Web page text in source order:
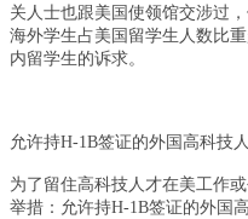
关人士也跟美国使领馆交涉过，
海外学生占美国留学生人数比
内留学生的诉求。
允许持H-1B签证的外国高科技
为了留住高科技人才在美工作
举措：允许持H-1B签证的外国